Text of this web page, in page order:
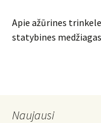
Apie ažūrines
statybines
Naujausi